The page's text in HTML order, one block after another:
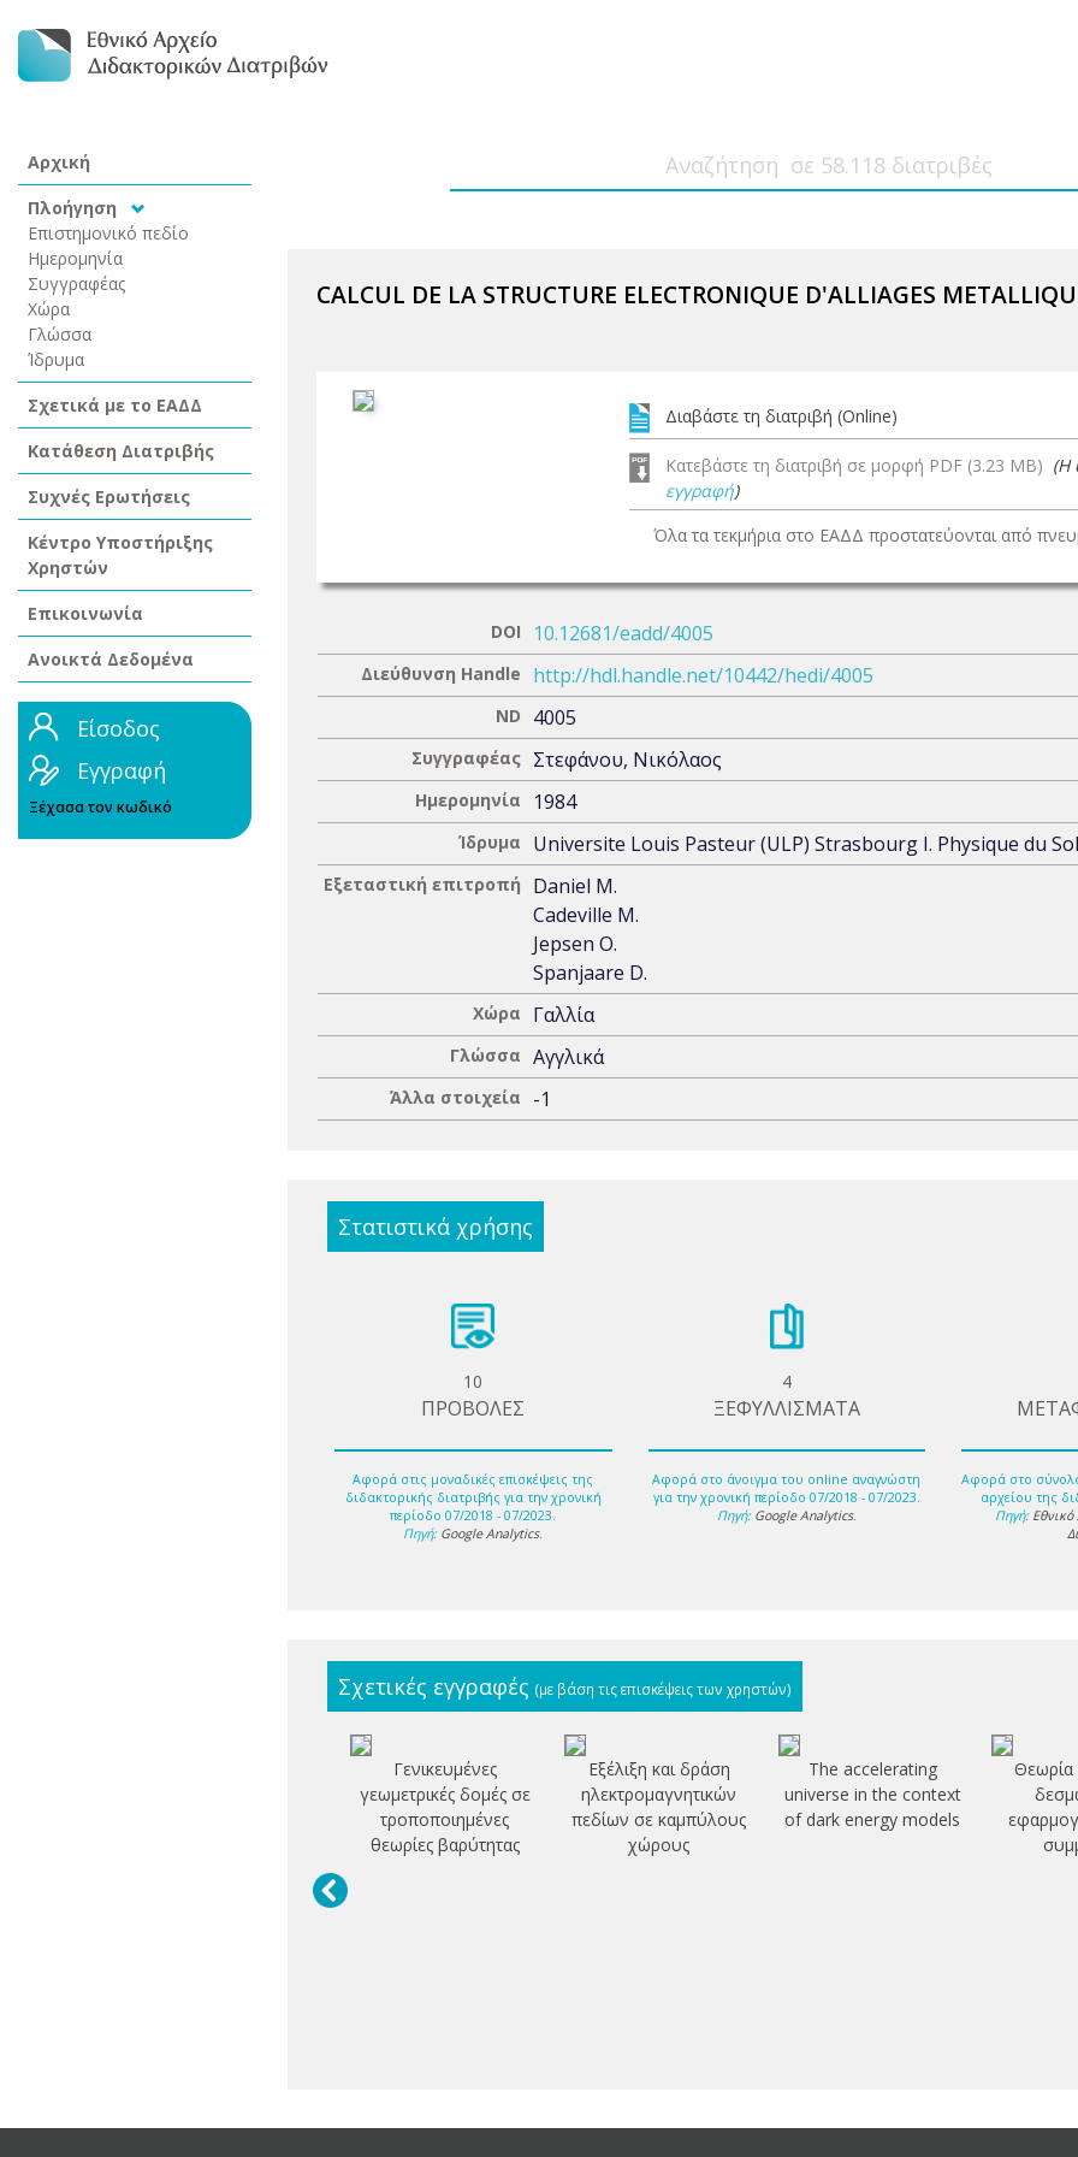
Αρχική
Πλοήγηση
Επιστημονικό πεδίο
Ημερομηνία
Συγγραφέας
Χώρα
Γλώσσα
Ίδρυμα
Σχετικά με το ΕΑΔΔ
Κατάθεση Διατριβής
Συχνές Ερωτήσεις
Κέντρο Υποστήριξης
Χρηστών
Επικοινωνία
Ανοικτά Δεδομένα
Είσοδος
Εγγραφή
Ξέχασα τον κωδικό
CALCUL DE LA STRUCTURE ELECTRONIQUE D'ALLIAGES
Διαβάστε τη διατριβή (Online)
Κατεβάστε τη διατριβή σε μορφή PDF (3.23 MB) (Η
εγγραφή)
Όλα τα τεκμήρια στο ΕΑΔΔ προστατεύονται από
DOI 10.12681/eadd/4005
Διεύθυνση Handle http://hdl.handle.net/10442/hedi/4005
ND 4005
Συγγραφέας Στεφάνου, Νικόλαος
Ημερομηνία 1984
Ίδρυμα Universite Louis Pasteur (ULP) Strasbourg I. Physique du
Εξεταστική επιτροπή
Daniel M.
Cadeville M.
Jepsen O.
Spanjaare D.
Χώρα Γαλλία
Γλώσσα Αγγλικά
Άλλα στοιχεία -1
Στατιστικά χρήσης
10
ΠΡΟΒΟΛΕΣ
Αφορά στις μοναδικές επισκέψεις της
διδακτορικής διατριβής για την χρονική
περίοδο 07/2018 - 07/2023.
Πηγή: Google Analytics.
4
ΞΕΦΥΛΛΙΣΜΑΤΑ
Αφορά στο άνοιγμα του online αναγνώστη
για την χρονική περίοδο 07/2018 - 07/2023.
Πηγή: Google Analytics.
Αφορά στο
αρχείου της
Πηγή: Εθνικό
Σχετικές εγγραφές (με βάση τις επισκέψεις των χρηστών)
Γενικευμένες
γεωμετρικές δομές σε
τροποποιημένες
θεωρίες βαρύτητας
Εξέλιξη και δράση
ηλεκτρομαγνητικών
πεδίων σε καμπύλους
χώρους
The accelerating
universe in the context
of dark energy models
Θεωρία